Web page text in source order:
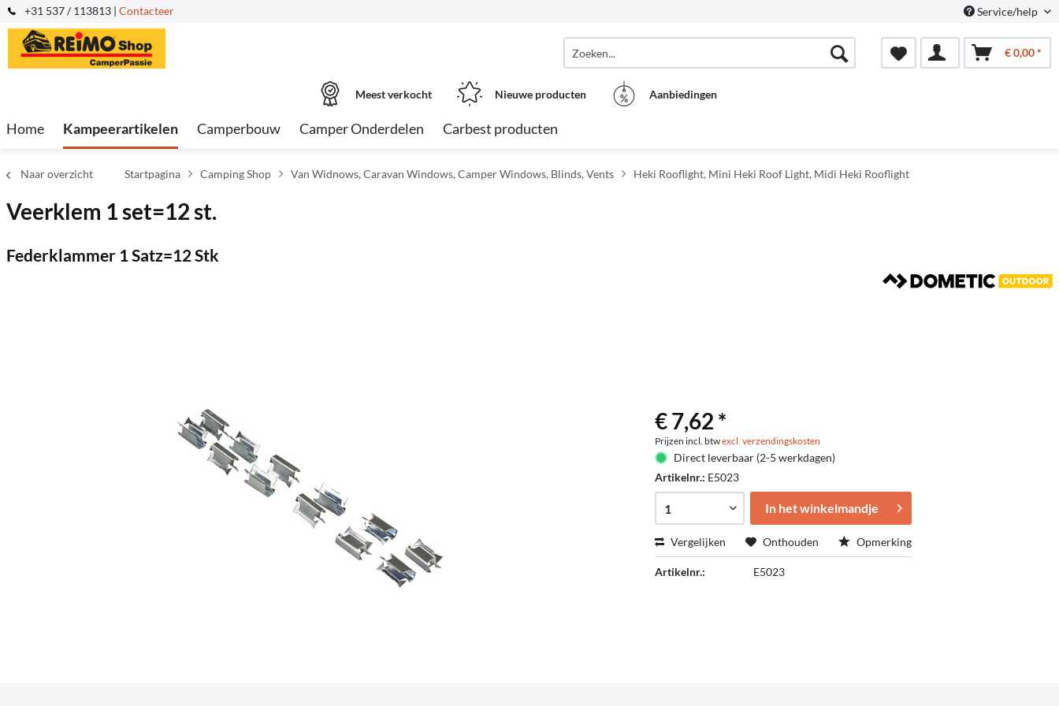
+31 537 / 113813 | Contacteer Service/help
€ 0,00 *
Meest verkocht Nieuwe producten Aanbiedingen
Home Kampeerartikelen Camperbouw Camper Onderdelen Carbest producten
Naar overzicht Startpagina Camping Shop Van Widnows, Caravan Windows, Camper Windows, Blinds, Vents Heki Rooflight, Mini Heki Roof Light, Midi Heki Rooflight
Veerklem 1 set=12 st.
Federklammer 1 Satz=12 Stk
€ 7,62 *
Prijzen incl. btwexcl. verzendingskosten
Direct leverbaar (2-5 werkdagen)
Artikelnr.: E5023
In het winkelmandje
Vergelijken Onthouden Opmerking
Artikelnr.: E5023